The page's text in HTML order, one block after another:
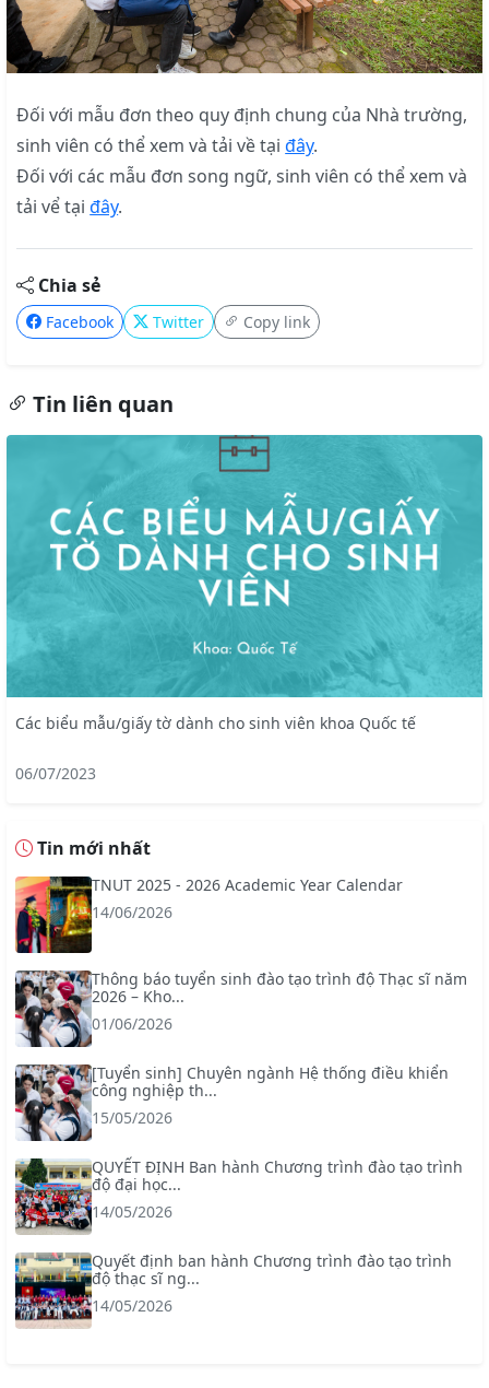
Đối với mẫu đơn theo quy định chung của Nhà trường,
sinh viên có thể xem và tải về tạiđây.
Đối với các mẫu đơn song ngữ, sinh viên có thể xem và
tải vể tạiđây.
Chia sẻ
Facebook Twitter Copy link
Tin liên quan
Các biểu mẫu/giấy tờ dành cho sinh viên khoa Quốc tế
06/07/2023
Tin mới nhất
TNUT 2025 - 2026 Academic Year Calendar
14/06/2026
Thông báo tuyển sinh đào tạo trình độ Thạc sĩ năm
2026 – Kho...
01/06/2026
[Tuyển sinh] Chuyên ngành Hệ thống điều khiển
công nghiệp th...
15/05/2026
QUYẾT ĐỊNH Ban hành Chương trình đào tạo trình
độ đại học...
14/05/2026
Quyết định ban hành Chương trình đào tạo trình
độ thạc sĩ ng...
14/05/2026